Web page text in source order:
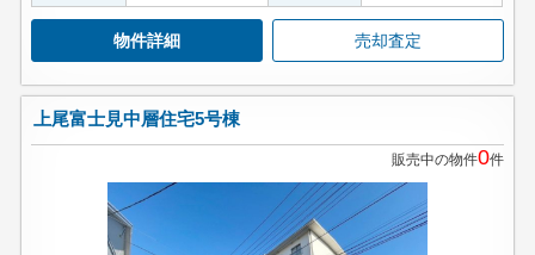
物件詳細 売却査定
上尾富士見中層住宅5号棟
販売中の物件0件